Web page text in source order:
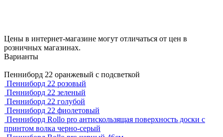
Цены в интернет-магазине могут отличаться от цен в
розничных магазинах.
Варианты
Пенниборд 22 оранжевый с подсветкой
Пенниборд 22 розовый
Пенниборд 22 зеленый
Пенниборд 22 голубой
Пенниборд 22 фиолетовый
Пенниборд Rollo pro антискользящая поверхность доски с
принтом волка черно-серый